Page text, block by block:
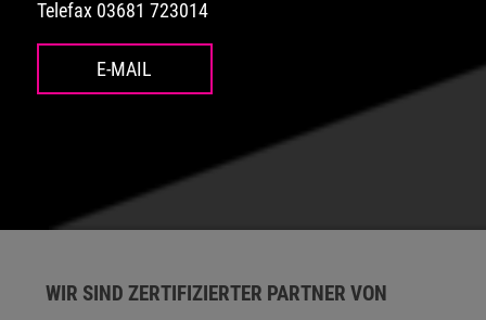
Telefax 03681 723014
E-MAIL
WIR SIND ZERTIFIZIERTER PARTNER VON